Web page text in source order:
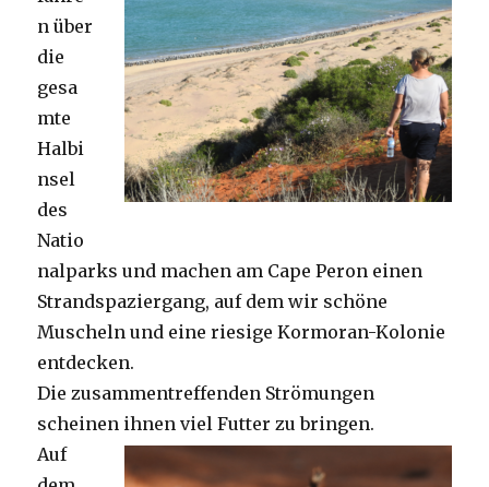
n über
die
gesa
mte
Halbi
nsel
des
Natio
nalparks und machen am Cape Peron einen
Strandspaziergang, auf dem wir schöne
Muscheln und eine riesige Kormoran-Kolonie
entdecken.
Die zusammentreffenden Strömungen
scheinen ihnen viel Futter zu bringen.
Auf